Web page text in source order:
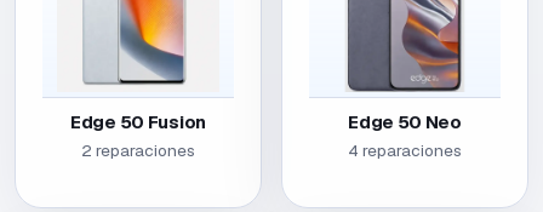
Edge 50 Fusion
2 reparaciones
Edge 50 Neo
4 reparaciones